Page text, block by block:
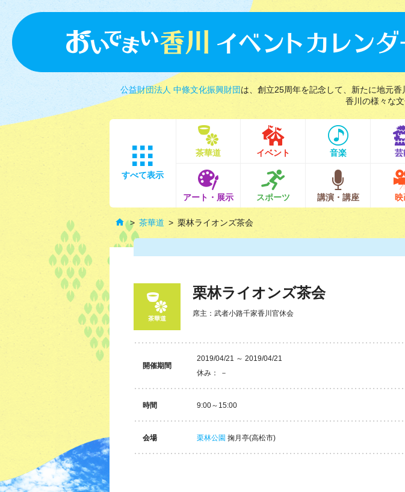
公益財団法人 中條文化振興財団は、創立25周年を記念して、新たに地元
香川の様々な文
すべて表示
茶華道 イベント 音楽 芸
アート・展示 スポーツ 講演・講座 映
茶華道 栗林ライオンズ茶会
茶華道
栗林ライオンズ茶会
席主：武者小路千家香川官休会
開催期間
2019/04/21 ～ 2019/04/21
休み： －
時間 9:00～15:00
会場 栗林公園 掬月亭(高松市)